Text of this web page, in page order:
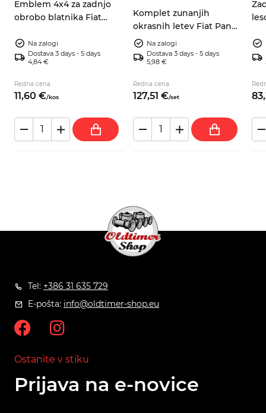
Emblem 4x4 za zadnjo
obrobo blatnika Fiat
moder 7592198 7724973
Na zalogi
Dostava 3 days - 5 days
4,84 €
Redna cena
11,60 €/kos
Komplet zunanjih
okrasnih letev Fiat Panda
4x4 141, 141A 1986–2003
Na zalogi
Dostava 3 days - 5 days
5,98 €
Redna cena
127,51 €/set 83,
Tel: +386 31 635 729
E-pošta: info@oldtimer-shop.eu
Ostanite v stiku
Prijava na e-novice